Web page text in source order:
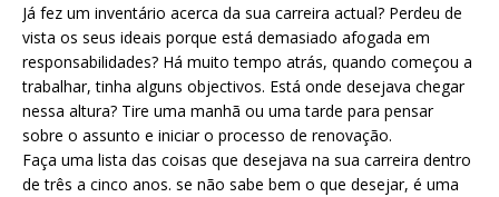
Já fez um inventário acerca da sua carreira actual? Perdeu de
vista os seus ideais porque está demasiado afogada em
responsabilidades? Há muito tempo atrás, quando começou a
trabalhar, tinha alguns objectivos. Está onde desejava chegar
nessa altura? Tire uma manhã ou uma tarde para pensar
sobre o assunto e iniciar o processo de renovação.
Faça uma lista das coisas que desejava na sua carreira dentro
de três a cinco anos. se não sabe bem o que desejar, é uma